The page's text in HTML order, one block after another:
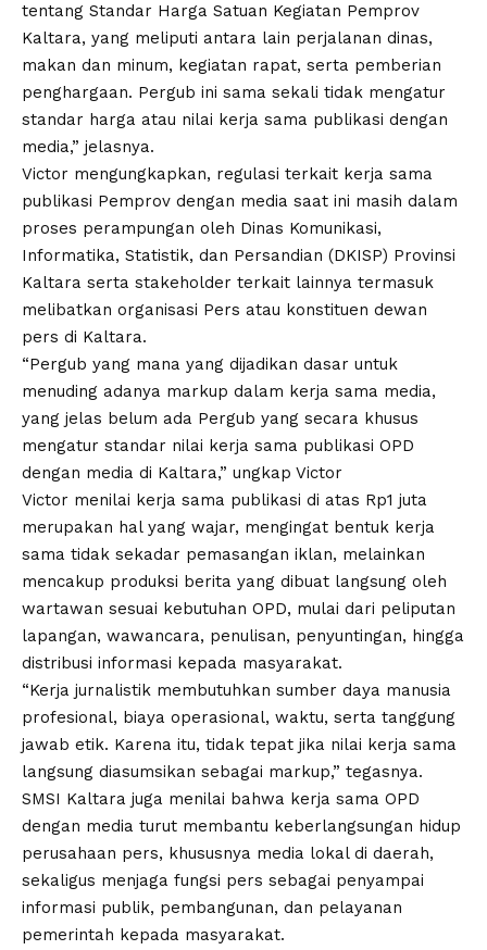
tentang Standar Harga Satuan Kegiatan Pemprov
Kaltara, yang meliputi antara lain perjalanan dinas,
makan dan minum, kegiatan rapat, serta pemberian
penghargaan. Pergub ini sama sekali tidak mengatur
standar harga atau nilai kerja sama publikasi dengan
media,” jelasnya.
Victor mengungkapkan, regulasi terkait kerja sama
publikasi Pemprov dengan media saat ini masih dalam
proses perampungan oleh Dinas Komunikasi,
Informatika, Statistik, dan Persandian (DKISP) Provinsi
Kaltara serta stakeholder terkait lainnya termasuk
melibatkan organisasi Pers atau konstituen dewan
pers di Kaltara.
“Pergub yang mana yang dijadikan dasar untuk
menuding adanya markup dalam kerja sama media,
yang jelas belum ada Pergub yang secara khusus
mengatur standar nilai kerja sama publikasi OPD
dengan media di Kaltara,” ungkap Victor
Victor menilai kerja sama publikasi di atas Rp1 juta
merupakan hal yang wajar, mengingat bentuk kerja
sama tidak sekadar pemasangan iklan, melainkan
mencakup produksi berita yang dibuat langsung oleh
wartawan sesuai kebutuhan OPD, mulai dari peliputan
lapangan, wawancara, penulisan, penyuntingan, hingga
distribusi informasi kepada masyarakat.
“Kerja jurnalistik membutuhkan sumber daya manusia
profesional, biaya operasional, waktu, serta tanggung
jawab etik. Karena itu, tidak tepat jika nilai kerja sama
langsung diasumsikan sebagai markup,” tegasnya.
SMSI Kaltara juga menilai bahwa kerja sama OPD
dengan media turut membantu keberlangsungan hidup
perusahaan pers, khususnya media lokal di daerah,
sekaligus menjaga fungsi pers sebagai penyampai
informasi publik, pembangunan, dan pelayanan
pemerintah kepada masyarakat.